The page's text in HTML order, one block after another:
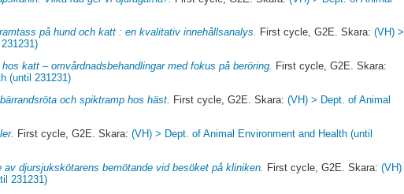
på hund och katt : en kvalitativ innehållsanalys. First cycle, G2E. Skara:(VH) >
katt – omvårdnadsbehandlingar med fokus på beröring. First cycle, G2E. Skara:
(until 231231)
och spiktramp hos häst. First cycle, G2E. Skara:(VH) > Dept. of Animal
First cycle, G2E. Skara:(VH) > Dept. of Animal Environment and Health (until
av djursjukskötarens bemötande vid besöket på kliniken. First cycle, G2E. Skara:(VH)
231231)